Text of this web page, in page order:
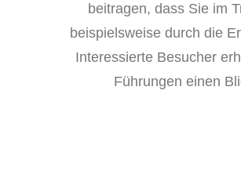
beitragen, dass Sie im
beispielsweise durch die
Interessierte Besucher
Führungen einen